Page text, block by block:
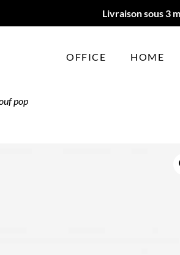
Livraison sous 3
OFFICE HOME
pop